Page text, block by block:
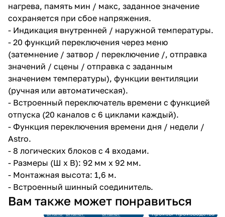
нагрева, память мин / макс, заданное значение
сохраняется при сбое напряжения.
- Индикация внутренней / наружной температуры.
- 20 функций переключения через меню
(затемнение / затвор / переключение /, отправка
значений / сцены / отправка с заданным
значением температуры), функции вентиляции
(ручная или автоматическая).
- Встроенный переключатель времени с функцией
отпуска (20 каналов с 6 циклами каждый).
- Функция переключения времени дня / недели /
Astro.
- 8 логических блоков с 4 входами.
- Размеры (Ш х В): 92 мм х 92 мм.
- Монтажная высота: 1,6 м.
- Встроенный шинный соединитель.
Вам также может понравиться
производства
Ссылка на
производства
Ссылка на
производства
Ссылка на
Снято с
Снято с